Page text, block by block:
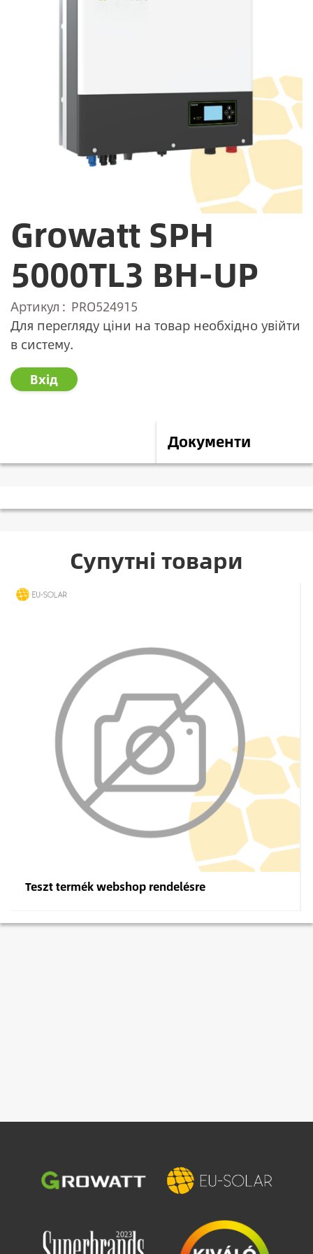
Growatt SPH
5000TL3 BH-UP
Артикул
PRO524915
Для перегляду ціни на товар необхідно увійти
в систему.
Вхід
Документи
Супутні товари
Teszt termék webshop rendelésre
Зображення Зображення